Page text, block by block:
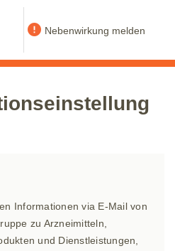
Nebenwirkung melden
Informationen via E-Mail von
zu Arzneimitteln,
und Dienstleistungen,